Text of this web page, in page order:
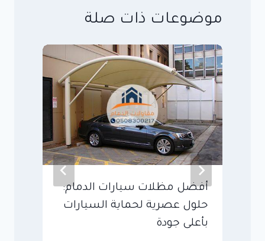
موضوعات ذات صلة
أفضل مظلات سيارات الدمام:
حلول عصرية لحماية السيارات
بأعلى جودة